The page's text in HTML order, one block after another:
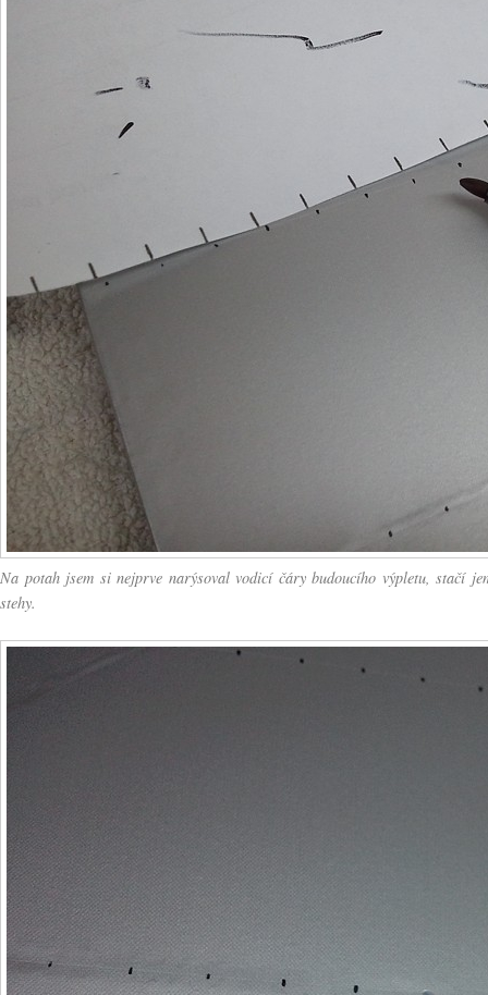
Na potah jsem si nejprve narýsoval vodicí čáry budoucího výpletu, stačí
stehy.